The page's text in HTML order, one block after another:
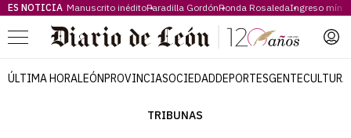
ES NOTICIA Manuscrito inéditoParadilla GordónRonda RosaledaIngreso
Menú
ÚLTIMA HORALEÓNPROVINCIASOCIEDADDEPORTESGENTECULTURA
TRIBUNAS